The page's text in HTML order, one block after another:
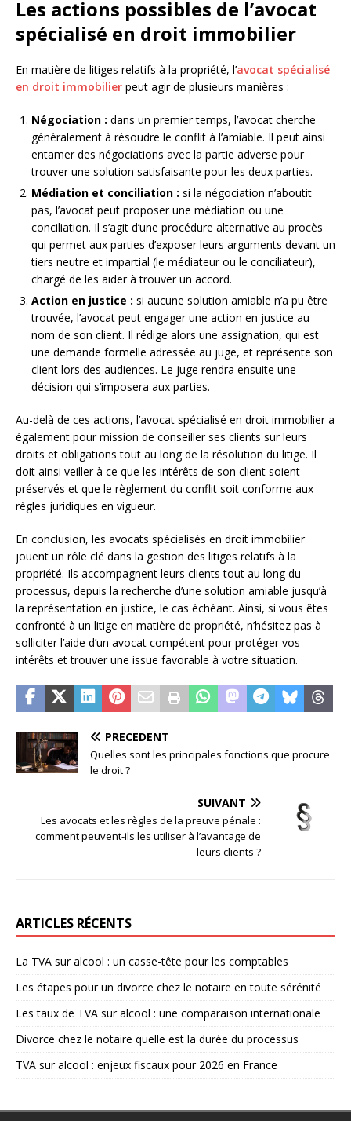
Les actions possibles de l’avocat
spécialisé en droit immobilier
En matière de litiges relatifs à la propriété, l’avocat spécialisé
en droit immobilier peut agir de plusieurs manières :
Négociation : dans un premier temps, l’avocat cherche
généralement à résoudre le conflit à l’amiable. Il peut ainsi
entamer des négociations avec la partie adverse pour
trouver une solution satisfaisante pour les deux parties.
Médiation et conciliation : si la négociation n’aboutit
pas, l’avocat peut proposer une médiation ou une
conciliation. Il s’agit d’une procédure alternative au procès
qui permet aux parties d’exposer leurs arguments devant un
tiers neutre et impartial (le médiateur ou le conciliateur),
chargé de les aider à trouver un accord.
Action en justice : si aucune solution amiable n’a pu être
trouvée, l’avocat peut engager une action en justice au
nom de son client. Il rédige alors une assignation, qui est
une demande formelle adressée au juge, et représente son
client lors des audiences. Le juge rendra ensuite une
décision qui s’imposera aux parties.
Au-delà de ces actions, l’avocat spécialisé en droit immobilier a
également pour mission de conseiller ses clients sur leurs
droits et obligations tout au long de la résolution du litige. Il
doit ainsi veiller à ce que les intérêts de son client soient
préservés et que le règlement du conflit soit conforme aux
règles juridiques en vigueur.
En conclusion, les avocats spécialisés en droit immobilier
jouent un rôle clé dans la gestion des litiges relatifs à la
propriété. Ils accompagnent leurs clients tout au long du
processus, depuis la recherche d’une solution amiable jusqu’à
la représentation en justice, le cas échéant. Ainsi, si vous êtes
confronté à un litige en matière de propriété, n’hésitez pas à
solliciter l’aide d’un avocat compétent pour protéger vos
intérêts et trouver une issue favorable à votre situation.
PRÉCÉDENT
Quelles sont les principales fonctions que procure
le droit ?
SUIVANT
Les avocats et les règles de la preuve pénale :
comment peuvent-ils les utiliser à l’avantage de
leurs clients ?
ARTICLES RÉCENTS
La TVA sur alcool : un casse-tête pour les comptables
Les étapes pour un divorce chez le notaire en toute sérénité
Les taux de TVA sur alcool : une comparaison internationale
Divorce chez le notaire quelle est la durée du processus
TVA sur alcool : enjeux fiscaux pour 2026 en France